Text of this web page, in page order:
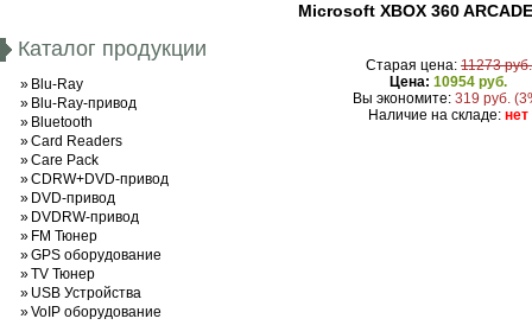
Каталог продукции
» Blu-Ray
» Blu-Ray-привод
» Bluetooth
»Card Readers
»Care Pack
»CDRW+DVD-привод
» DVD-привод
» DVDRW-привод
» FM Тюнер
»GPS оборудование
»TV Тюнер
» USB Устройства
»VoIP оборудование
Microsoft XBOX 360
Старая цена: 11273 руб.
Цена:10954 руб.
Вы экономите: 319 руб.
Наличие на складе:нет